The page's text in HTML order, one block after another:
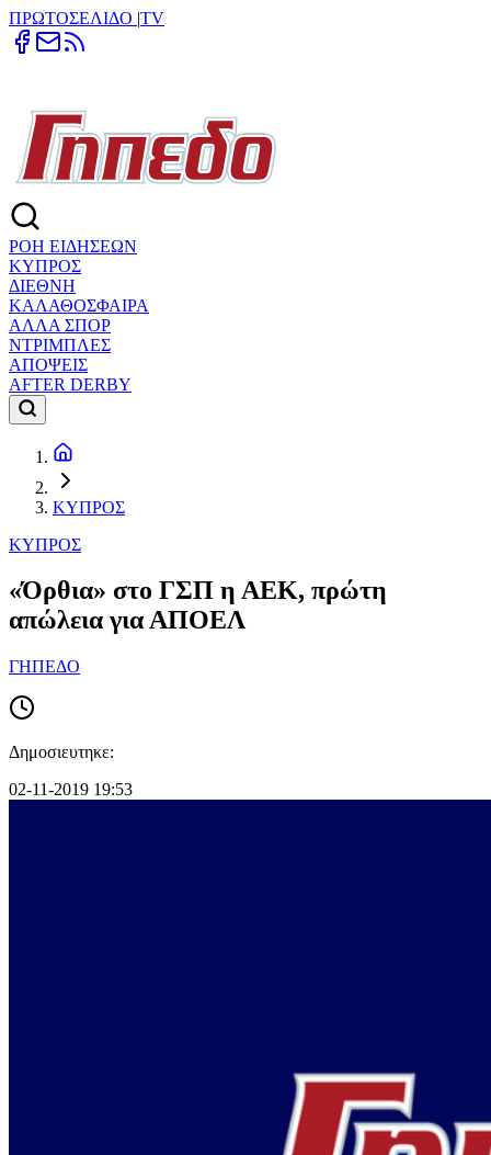
ΠΡΩΤΟΣΕΛΙΔΟ |TV
ΡΟΗ ΕΙΔΗΣΕΩΝ
ΚΥΠΡΟΣ
ΔΙΕΘΝΗ
ΚΑΛΑΘΟΣΦΑΙΡΑ
ΑΛΛΑ ΣΠΟΡ
ΝΤΡΙΜΠΛΕΣ
ΑΠΟΨΕΙΣ
AFTER DERBY
ΚΥΠΡΟΣ
ΚΥΠΡΟΣ
«Όρθια» στο ΓΣΠ η ΑΕΚ, πρώτη
απώλεια για ΑΠΟΕΛ
ΓΗΠΕΔΟ
Δημοσιευτηκε:
02-11-2019 19:53